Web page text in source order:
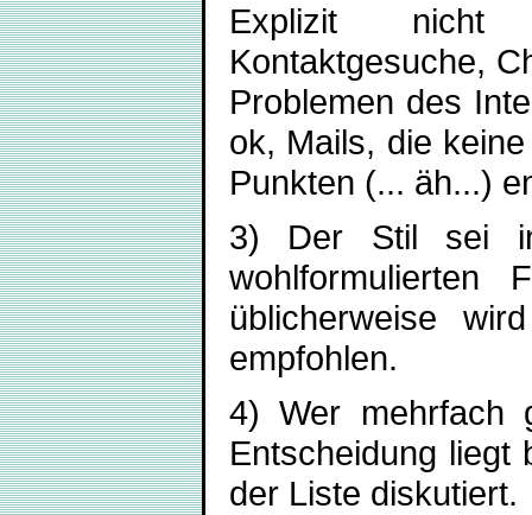
Explizit nicht
Kontaktgesuche,
Problemen des
ok, Mails, die
Punkten (... äh...)
3) Der Stil sei
üblicherweise
empfohlen.
4) Wer mehrfach
Entscheidung liegt
der Liste diskutiert.